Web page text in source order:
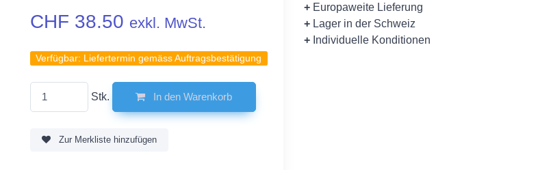
CHF 38.50 exkl. MwSt.
Verfügbar: Liefertermin gemäss Auftragsbestätigung
Stk. In den Warenkorb
Zur Merkliste hinzufügen
+ Europaweite Lieferung
+ Lager in der Schweiz
+ Individuelle Konditionen